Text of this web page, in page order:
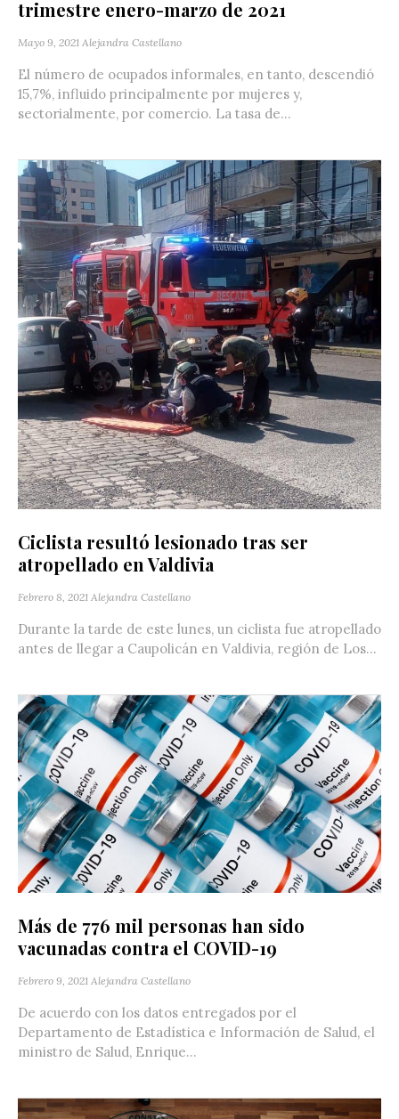
trimestre enero-marzo de 2021
Mayo 9, 2021 Alejandra Castellano
El número de ocupados informales, en tanto, descendió
15,7%, influido principalmente por mujeres y,
sectorialmente, por comercio. La tasa de...
Ciclista resultó lesionado tras ser
atropellado en Valdivia
Febrero 8, 2021 Alejandra Castellano
Durante la tarde de este lunes, un ciclista fue atropellado
antes de llegar a Caupolicán en Valdivia, región de Los...
Más de 776 mil personas han sido
vacunadas contra el COVID-19
Febrero 9, 2021 Alejandra Castellano
De acuerdo con los datos entregados por el
Departamento de Estadística e Información de Salud, el
ministro de Salud, Enrique...